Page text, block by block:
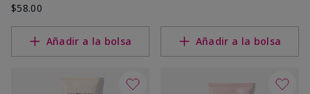
$58.00
Añadir a la bolsa Añadir a la bolsa